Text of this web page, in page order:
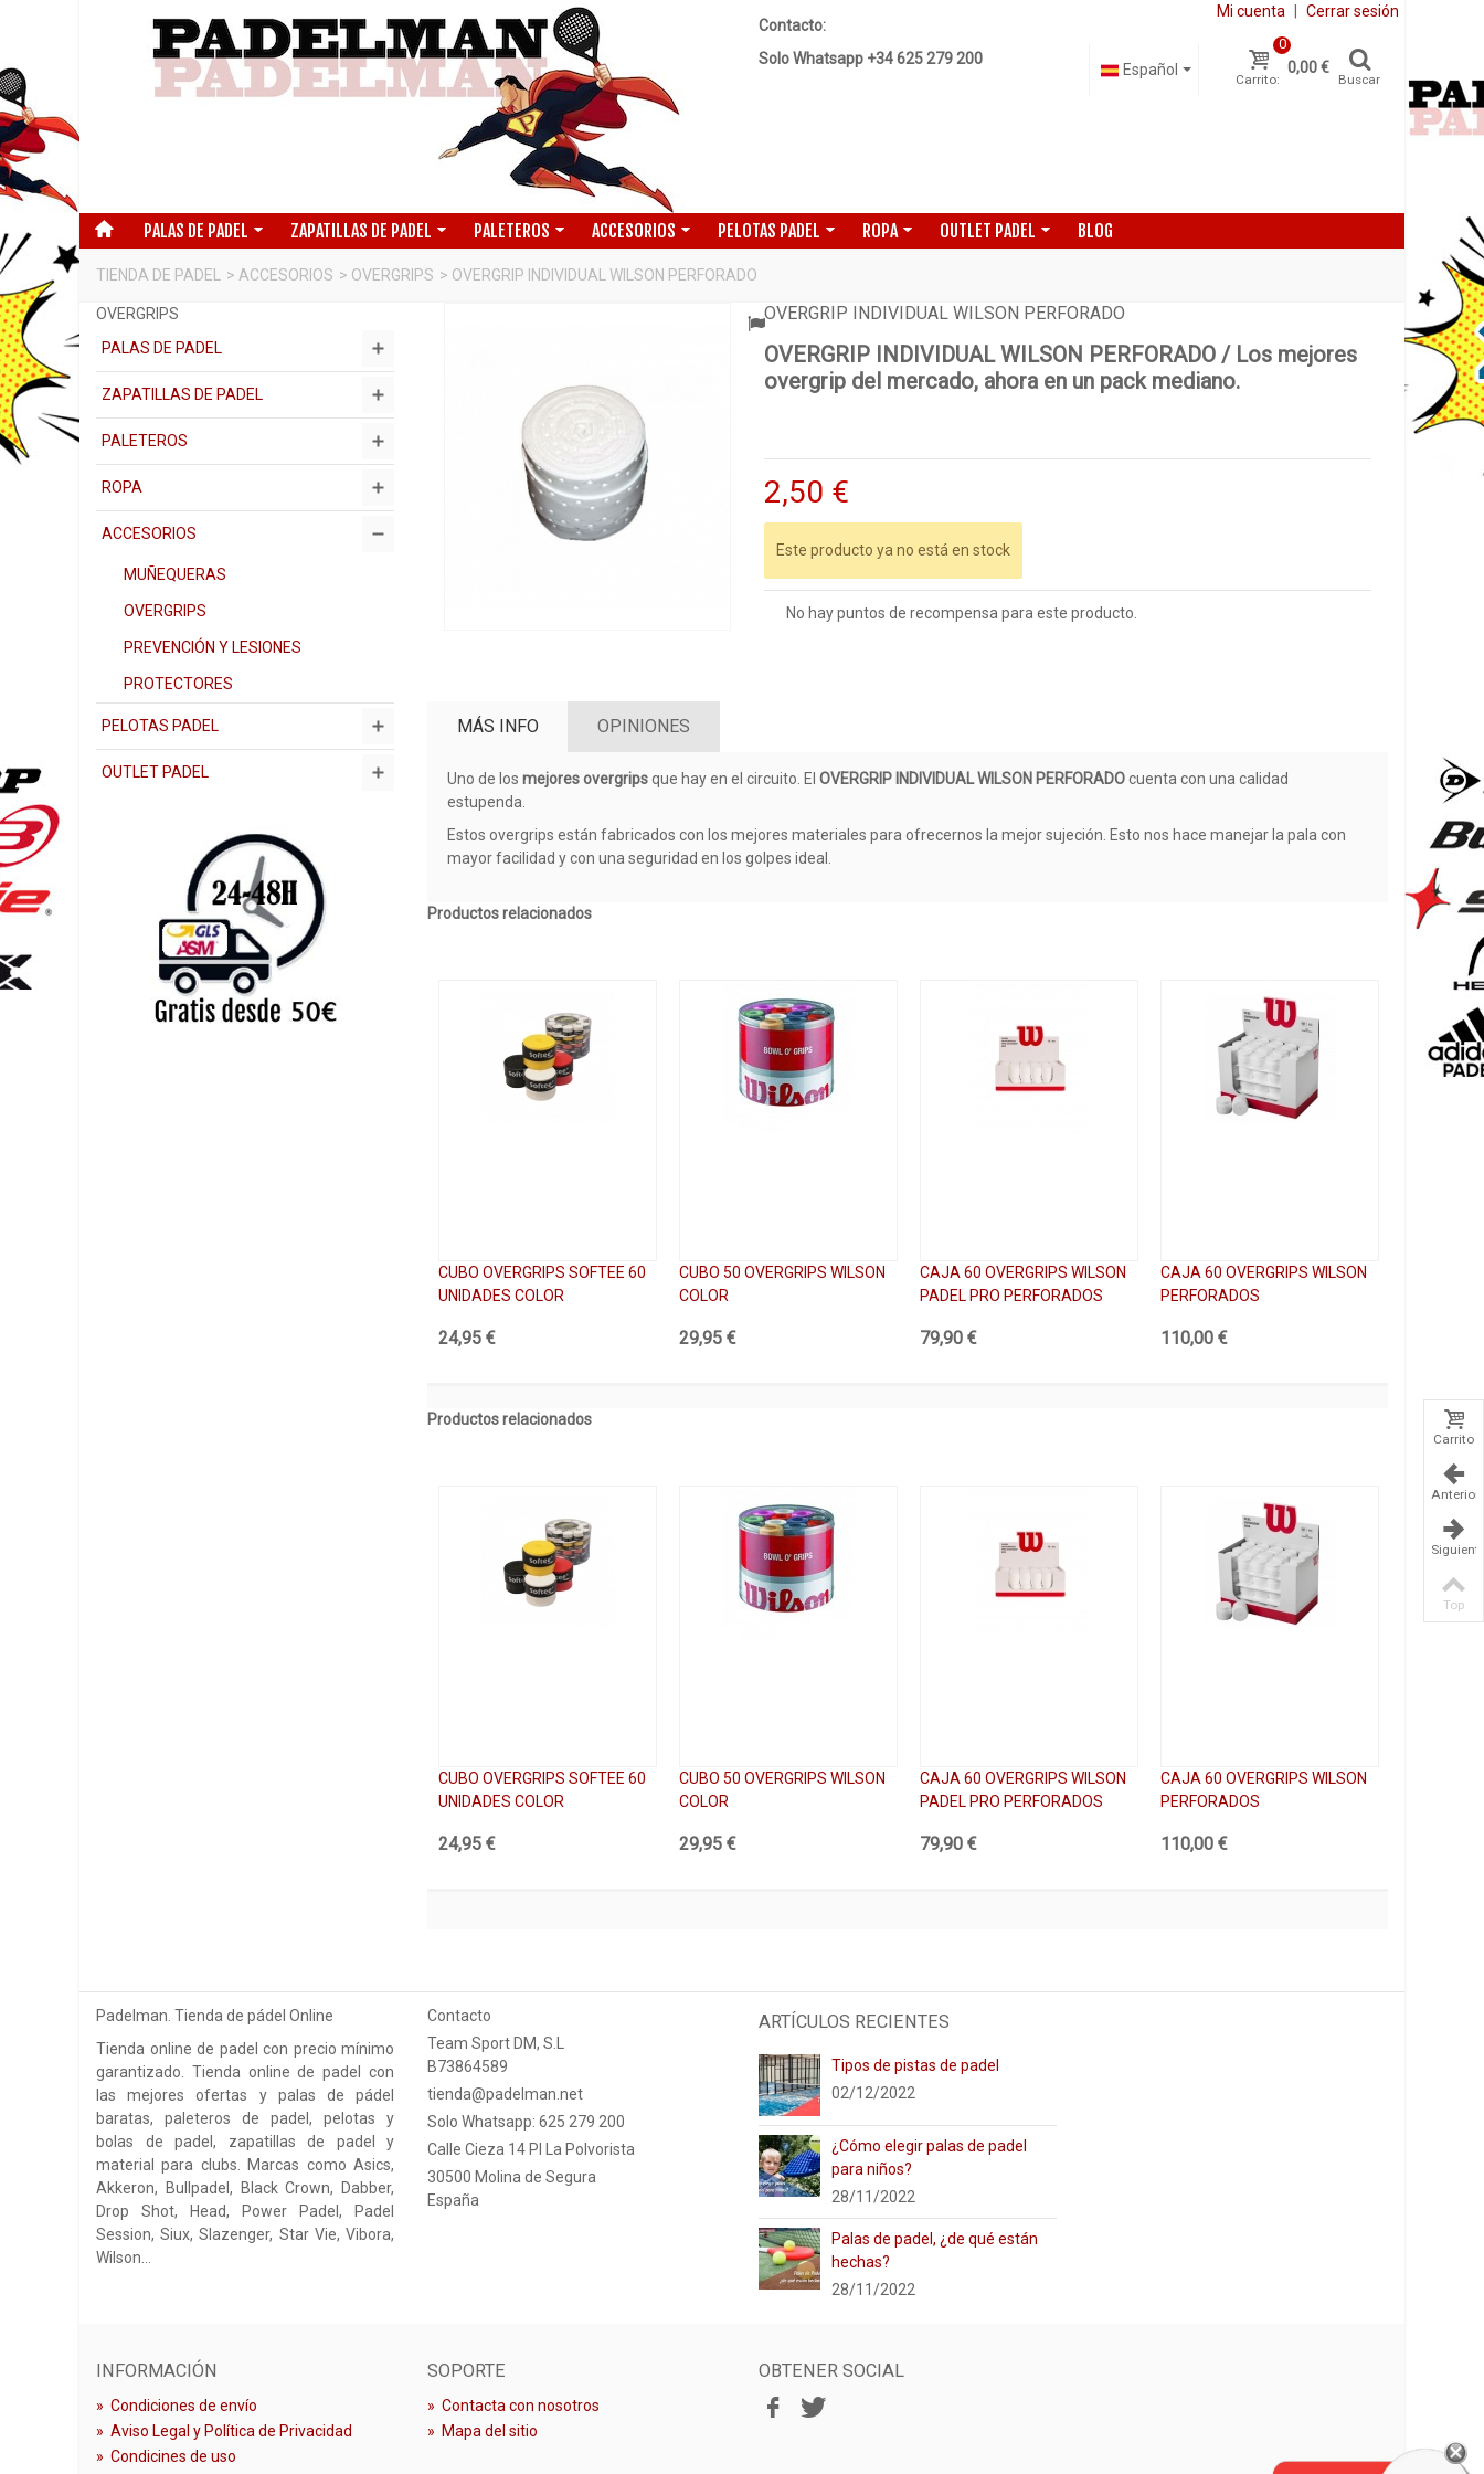
Contacto:
Solo Whatsapp +34 625 279 200
Mi cuenta Cerrar sesión
Carrito:
0
0,00 €
Buscar
Español
PALAS DE PADEL ZAPATILLAS DE PADEL PALETEROS ACCESORIOS PELOTAS PADEL ROPA OUTLET PADEL BLOG
TIENDA DE PADEL > ACCESORIOS > OVERGRIPS > OVERGRIP INDIVIDUAL WILSON PERFORADO
OVERGRIPS
PALAS DE PADEL
ZAPATILLAS DE PADEL
PALETEROS
ROPA
ACCESORIOS
MUÑEQUERAS
OVERGRIPS
PREVENCIÓN Y LESIONES
PROTECTORES
PELOTAS PADEL
OUTLET PADEL
OVERGRIP INDIVIDUAL WILSON PERFORADO
OVERGRIP INDIVIDUAL WILSON PERFORADO / Los mejores
overgrip del mercado, ahora en un pack mediano.
2,50 €
Este producto ya no está en stock
No hay puntos de recompensa para este producto.
MÁS INFO OPINIONES
Uno de losmejores overgripsque hay en el circuito. ElOVERGRIP INDIVIDUAL WILSON PERFORADOcuenta con una calidad
estupenda.
Estos overgrips están fabricados con los mejores materiales para ofrecernos la mejor sujeción. Esto nos hace manejar la pala con
mayor facilidad y con una seguridad en los golpes ideal.
Productos relacionados
CUBO OVERGRIPS SOFTEE 60
UNIDADES COLOR
24,95 €
CUBO 50 OVERGRIPS WILSON
COLOR
29,95 €
CAJA 60 OVERGRIPS WILSON
PADEL PRO PERFORADOS
79,90 €
CAJA 60 OVERGRIPS WILSON
PERFORADOS
110,00 €
Productos relacionados
CUBO OVERGRIPS SOFTEE 60
UNIDADES COLOR
24,95 €
CUBO 50 OVERGRIPS WILSON
COLOR
29,95 €
CAJA 60 OVERGRIPS WILSON
PADEL PRO PERFORADOS
79,90 €
CAJA 60 OVERGRIPS WILSON
PERFORADOS
110,00 €
Padelman. Tienda de pádel Online
Tienda online de padel con precio mínimo
garantizado. Tienda online de padel con
las mejores ofertas y palas de pádel
baratas, paleteros de padel, pelotas y
bolas de padel, zapatillas de padel y
material para clubs. Marcas como Asics,
Akkeron, Bullpadel, Black Crown, Dabber,
Drop Shot, Head, Power Padel, Padel
Session, Siux, Slazenger, Star Vie, Vibora,
Wilson…
Contacto
Team Sport DM, S.L
B73864589
tienda@padelman.net
Solo Whatsapp: 625 279 200
Calle Cieza 14 PI La Polvorista
30500 Molina de Segura
España
ARTÍCULOS RECIENTES
Tipos de pistas de padel
02/12/2022
¿Cómo elegir palas de padel
para niños?
28/11/2022
Palas de padel, ¿de qué están
hechas?
28/11/2022
INFORMACIÓN
» Condiciones de envío
» Aviso Legal y Política de Privacidad
» Condicines de uso
SOPORTE
» Contacta con nosotros
» Mapa del sitio
OBTENER SOCIAL
Carrito
Anterior
Top